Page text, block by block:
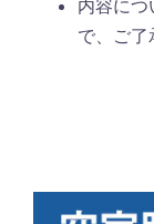
内容に
で、ご了